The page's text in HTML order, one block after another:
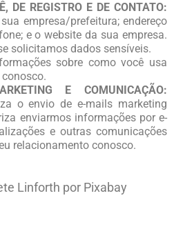
DE REGISTRO E DE CONTATO:
empresa/prefeitura; endereço
e o website da sua empresa.
solicitamos dados sensíveis.
sobre como você usa
E COMUNICAÇÃO:
o envio de e-mails marketing
enviarmos informações por e-
e outras comunicações
relacionamento conosco.